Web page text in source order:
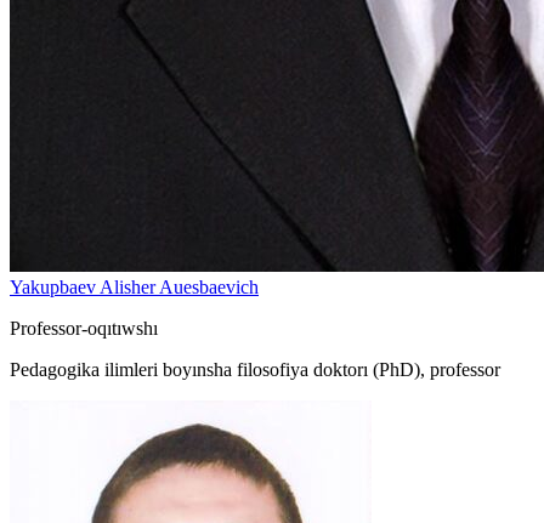
Yakupbaev Alisher Auesbaevich
Professor-oqıtıwshı
Pedagogika ilimleri boyınsha filosofiya doktorı (PhD), professor